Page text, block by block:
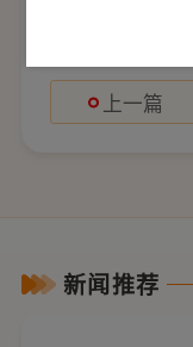
上一篇
新闻推荐